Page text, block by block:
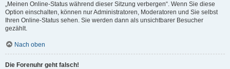
„Meinen Online-Status während dieser Sitzung verbergen“. Wenn Sie diese
Option einschalten, können nur Administratoren, Moderatoren und Sie selbst
Ihren Online-Status sehen. Sie werden dann als unsichtbarer Besucher
gezählt.
Nach oben
Die Forenuhr geht falsch!